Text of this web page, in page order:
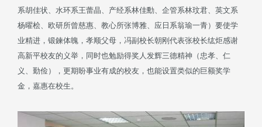
系胡佳状、水环系王蕾晶、产经系林佳勳、企管系林玟君、英文系
杨曜桧、欧研所曾慈惠、教心所张博雅、应日系翁瑜一青）要使学
业精进，锻鍊体魄，孝顺父母，冯副校长朝刚代表张校长纮炬感谢
高新平校友的义举，同时也勉励得奖人发辉三德精神（忠孝、仁
义、勤俭），更期盼事业有成的校友，也能设置类似的巨额奖学
金，嘉惠在校生。